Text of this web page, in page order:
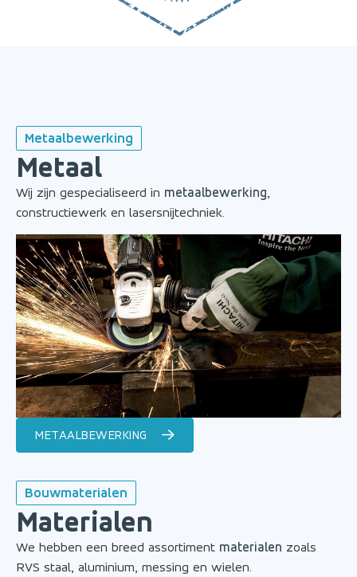
Metaalbewerking
Metaal
Wij zijn gespecialiseerd in metaalbewerking,
constructiewerk en lasersnijtechniek.
METAALBEWERKING
Bouwmaterialen
Materialen
We hebben een breed assortiment materialen zoals
RVS staal, aluminium, messing en wielen.